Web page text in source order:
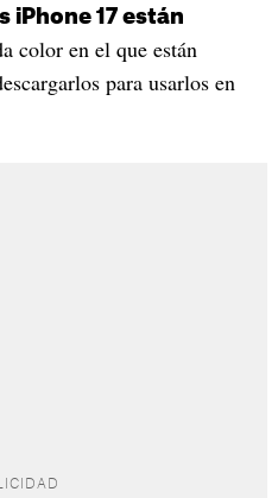
iPhone 17 están
color en el que están
para usarlos en